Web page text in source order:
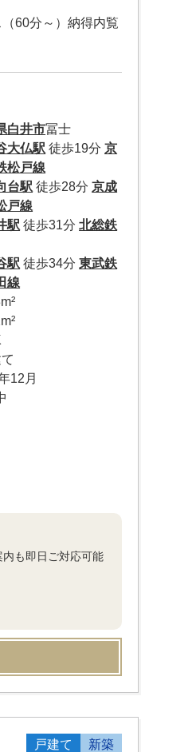
60分～）納得内覧
白井市冨士
大仏駅 徒歩19分京
松戸線
台駅 徒歩28分京成
戸線
駅 徒歩31分北総鉄
駅 徒歩34分東武鉄
線
12月
も即日ご対応可能
戸建て 新築